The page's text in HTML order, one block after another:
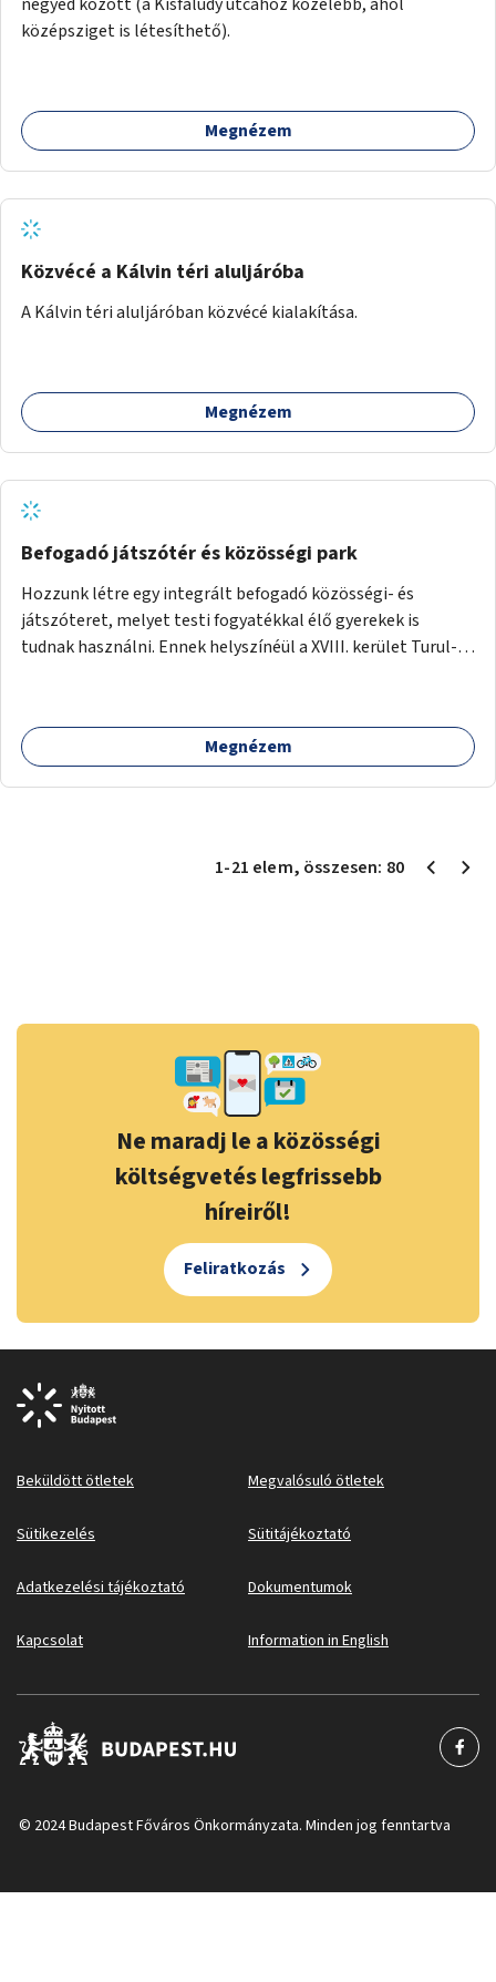
középsziget is létesíthető).
Megnézem
Közvécé a Kálvin téri aluljáróba
A Kálvin téri aluljáróban közvécé kialakítása.
Megnézem
Befogadó játszótér és közösségi park
Hozzunk létre egy integrált befogadó közösségi- és
játszóteret, melyet testi fogyatékkal élő gyerekek is
tudnak használni. Ennek helyszínéül a XVIII. kerület Turul-
játszótér kialakítására.
Megnézem
1-21 elem, összesen: 80
Ne maradj le a közösségi
költségvetés legfrissebb
híreiről!
Feliratkozás
Beküldött ötletek Megvalósuló ötletek
Sütikezelés Sütitájékoztató
Adatkezelési tájékoztató Dokumentumok
Kapcsolat Information in English
© 2024 Budapest Főváros Önkormányzata. Minden jog fenntartva